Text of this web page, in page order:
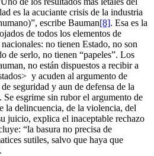
es la acuciante crisis de la industria
escribe Bauman[8]. Esa es la
de todos los elementos de
no tienen Estado, no son
de serlo, no tienen “papeles”. Los
no están dispuestos a recibir a
y acuden al argumento de
seguridad y aun de defensa de la
esgrime sin rubor el argumento de
la delincuencia, de la violencia, del
juicio, explica el inaceptable rechazo
“la basura no precisa de
sutiles, salvo que haya que